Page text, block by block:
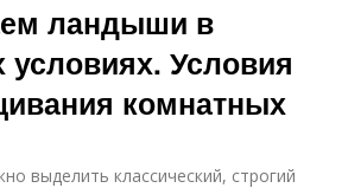
ландыши в
Условия
комнатных
выделить классический, строгий